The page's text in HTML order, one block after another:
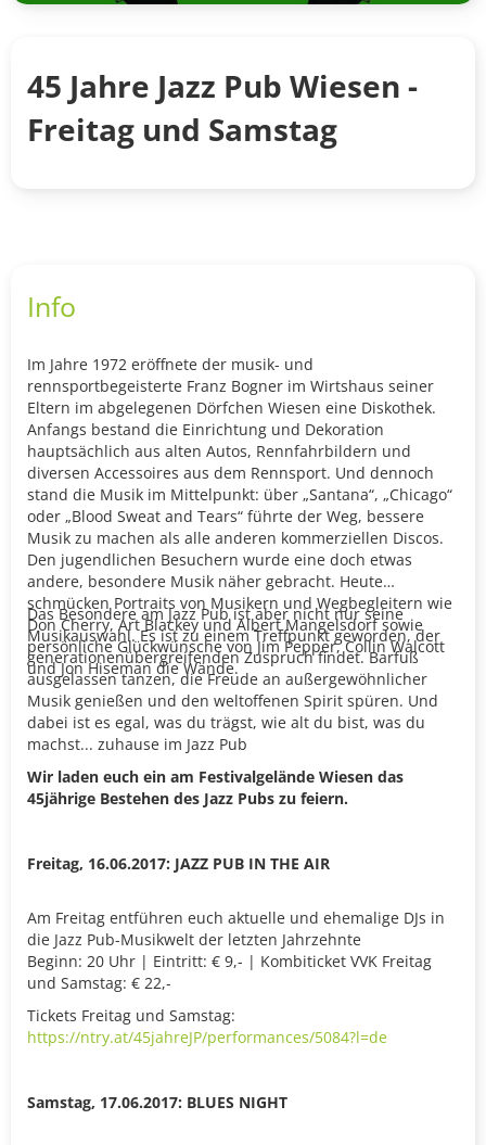
45 Jahre Jazz Pub Wiesen -
Freitag und Samstag
Info
Im Jahre 1972 eröffnete der musik- und
rennsportbegeisterte Franz Bogner im Wirtshaus seiner
Eltern im abgelegenen Dörfchen Wiesen eine Diskothek.
Anfangs bestand die Einrichtung und Dekoration
hauptsächlich aus alten Autos, Rennfahrbildern und
diversen Accessoires aus dem Rennsport. Und dennoch
stand die Musik im Mittelpunkt: über „Santana“, „Chicago“
oder „Blood Sweat and Tears“ führte der Weg, bessere
Musik zu machen als alle anderen kommerziellen Discos.
Den jugendlichen Besuchern wurde eine doch etwas
andere, besondere Musik näher gebracht. Heute
schmücken Portraits von Musikern und Wegbegleitern wie
Don Cherry, Art Blackey und Albert Mangelsdorf sowie
persönliche Glückwünsche von Jim Pepper, Collin Walcott
und Jon Hiseman die Wände.
Das Besondere am Jazz Pub ist aber nicht nur seine
Musikauswahl. Es ist zu einem Treffpunkt geworden, der
generationenübergreifenden Zuspruch findet. Barfuß
ausgelassen tanzen, die Freude an außergewöhnlicher
Musik genießen und den weltoffenen Spirit spüren. Und
dabei ist es egal, was du trägst, wie alt du bist, was du
machst... zuhause im Jazz Pub
Wir laden euch ein am Festivalgelände Wiesen das
45jährige Bestehen des Jazz Pubs zu feiern.
Freitag, 16.06.2017: JAZZ PUB IN THE AIR
Am Freitag entführen euch aktuelle und ehemalige DJs in
die Jazz Pub-Musikwelt der letzten Jahrzehnte
Beginn: 20 Uhr | Eintritt: € 9,- | Kombiticket VVK Freitag
und Samstag: € 22,-
Tickets Freitag und Samstag:
https://ntry.at/45jahreJP/performances/5084?l=de
Samstag, 17.06.2017: BLUES NIGHT